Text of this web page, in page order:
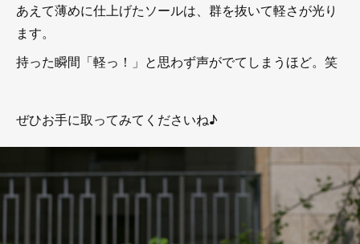
あえて薄めに仕上げたソールは、群を抜いて軽さが光り
ます。
持った瞬間「軽っ！」と思わず声がでてしまうほど。笑
ぜひお手に取ってみてくださいね♪